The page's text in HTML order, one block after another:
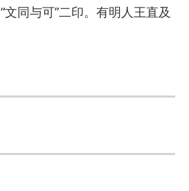
“文同与可”二印。有明人王直及